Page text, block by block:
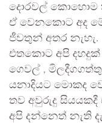
දොරවල් කොහොම
ඒ වෙනකොට අද
ජීවතුන් අතර නැහැ.
එතකොට අපි දහදුක්
ගෙවල් ,
යනාදියට මොකද
තව අවුරුදු
අපි දන්නෙත් නැති